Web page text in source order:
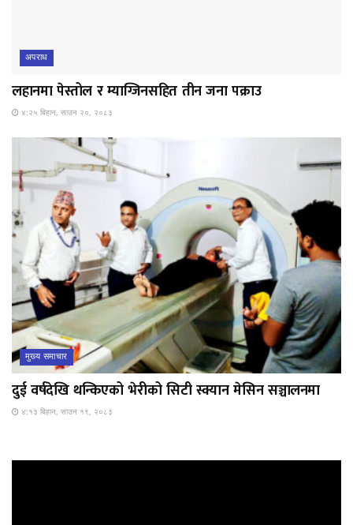
अपराध
लहानमा पेस्तोल र म्याग्जिनसहित तीन जना पक्राउ
४:२५ बिहान, साउन २०, २०८३
मुख्य समाचार
दुई वर्षदेखि थन्किएको भेरीको सिटी स्क्यान मेसिन सञ्चालनमा
४:१३ बिहान, साउन १९, २०८३